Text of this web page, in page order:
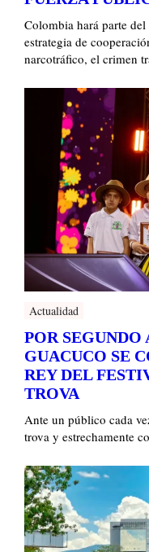
Colombia hará parte
estrategia de
narcotráfico, el crimen
Actualidad
POR
GUACUCO SE
REY DEL
TROVA
Ante un público cada
trova y estrechamente